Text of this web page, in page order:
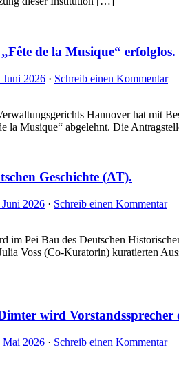
de la Musique“ erfolglos.
Juni 2026 · Schreib einen Kommentar
Hannover hat mit
la Musique“ abgelehnt. Die
Geschichte (AT).
Juni 2026 · Schreib einen Kommentar
im Pei Bau des Deutschen
Voss (Co-Kuratorin) kuratierten
wird
Mai 2026 · Schreib einen Kommentar